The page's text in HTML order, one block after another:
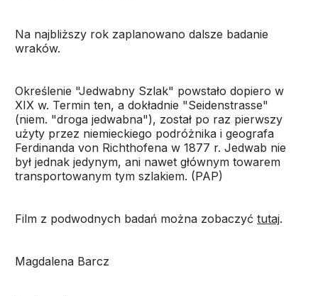
Na najbliższy rok zaplanowano dalsze badanie
wraków.
Określenie "Jedwabny Szlak" powstało dopiero w
XIX w. Termin ten, a dokładnie "Seidenstrasse"
(niem. "droga jedwabna"), został po raz pierwszy
użyty przez niemieckiego podróżnika i geografa
Ferdinanda von Richthofena w 1877 r. Jedwab nie
był jednak jedynym, ani nawet głównym towarem
transportowanym tym szlakiem. (PAP)
Film z podwodnych badań można zobaczyć tutaj.
Magdalena Barcz